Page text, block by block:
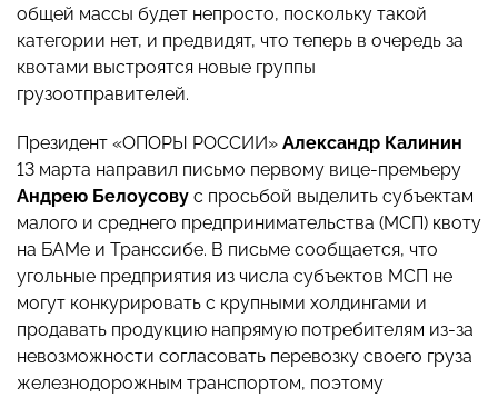
общей массы будет непросто, поскольку такой
категории нет, и предвидят, что теперь в очередь за
квотами выстроятся новые группы
грузоотправителей.
Президент «ОПОРЫ РОССИИ» Александр Калинин
13 марта направил письмо первому вице-премьеру
Андрею Белоусову c просьбой выделить субъектам
малого и среднего предпринимательства (МСП) квоту
на БАМе и Транссибе. В письме сообщается, что
угольные предприятия из числа субъектов МСП не
могут конкурировать с крупными холдингами и
продавать продукцию напрямую потребителям из-за
невозможности согласовать перевозку своего груза
железнодорожным транспортом, поэтому